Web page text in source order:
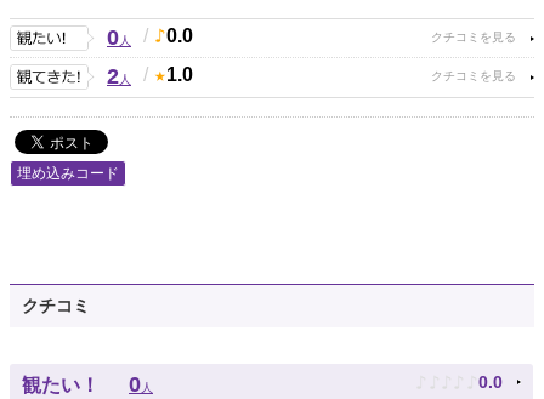
0人 / 0.0
2人 / 1.0
埋め込みコード
クチコミ
観たい！ 0人 ♪ ♪ ♪ ♪ ♪ 0.0